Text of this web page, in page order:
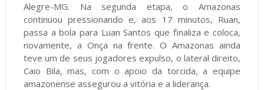
Alegre-MG. Na segunda etapa, o Amazonas
continuou pressionando e, aos 17 minutos, Ruan,
passa a bola para Luan Santos que finaliza e coloca,
novamente, a Onça na frente. O Amazonas ainda
teve um de seus jogadores expulso, o lateral direito,
Caio Bila, mas, com o apoio da torcida, a equipe
amazonense assegurou a vitória e a liderança.